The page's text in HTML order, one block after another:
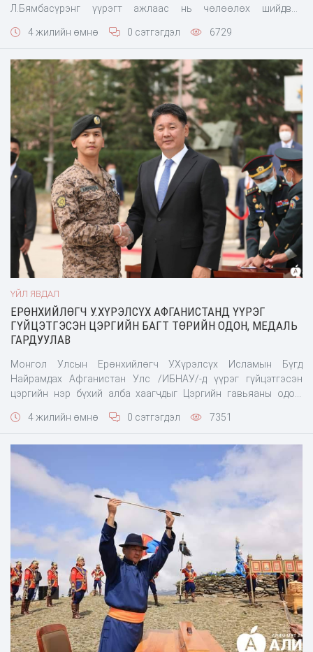
Л.Бямбасүрэнг үүрэгт ажлаас нь чөлөөлөх шийдвэр
холбогдсон асуудлуудыг шалгуулахаар АТГ-т шилжүүлэхээр
4 жилийн өмнө 0 сэтгэгдэл 6729
ҮЙЛ ЯВДАЛ
ЕРӨНХИЙЛӨГЧ У.ХҮРЭЛСҮХ ​АФГАНИСТАНД ҮҮРЭГ
ГҮЙЦЭТГЭСЭН ЦЭРГИЙН БАГТ ТӨРИЙН ОДОН, МЕДАЛЬ
ГАРДУУЛАВ
Монгол Улсын Ерөнхийлөгч У.Хүрэлсүх Исламын Бүгд
Найрамдах Афганистан Улс /ИБНАУ/-д үүрэг гүйцэтгэсэн
цэргийн нэр бүхий алба хаагчдыг Цэргийн гавьяаны одон,
хүргэлээ. Зэвсэгт хүчний Хамгаалалтын ротын XII, XIII
үндэстний “Шийдвэртэй дэмжлэг” ажиллагаанд АНУ бол
4 жилийн өмнө 0 сэтгэгдэл 7351